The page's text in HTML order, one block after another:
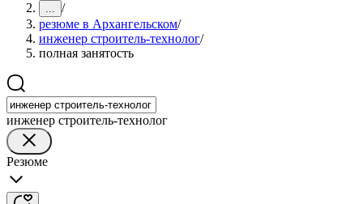
... /
резюме в Архангельском/
инженер строитель-технолог/
полная занятость
инженер строитель-технолог
Резюме